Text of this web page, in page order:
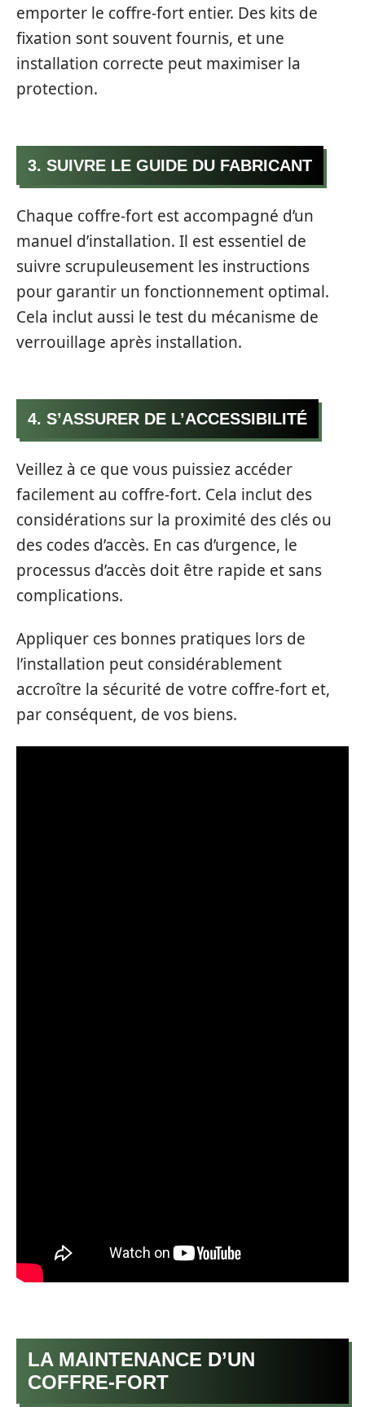
emporter le coffre-fort entier. Des kits de
fixation sont souvent fournis, et une
installation correcte peut maximiser la
protection.
3. SUIVRE LE GUIDE DU FABRICANT
Chaque coffre-fort est accompagné d’un
manuel d’installation. Il est essentiel de
suivre scrupuleusement les instructions
pour garantir un fonctionnement optimal.
Cela inclut aussi le test du mécanisme de
verrouillage après installation.
4. S’ASSURER DE L’ACCESSIBILITÉ
Veillez à ce que vous puissiez accéder
facilement au coffre-fort. Cela inclut des
considérations sur la proximité des clés ou
des codes d’accès. En cas d’urgence, le
processus d’accès doit être rapide et sans
complications.
Appliquer ces bonnes pratiques lors de
l’installation peut considérablement
accroître la sécurité de votre coffre-fort et,
par conséquent, de vos biens.
LA MAINTENANCE D’UN
COFFRE-FORT